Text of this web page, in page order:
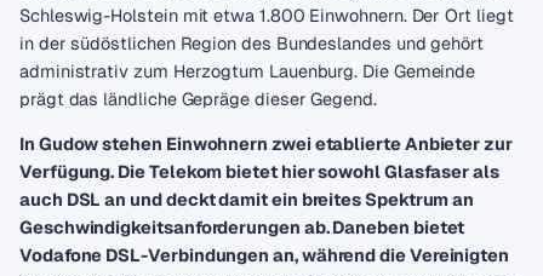
Schleswig-Holstein mit etwa 1.800 Einwohnern. Der Ort liegt
in der südöstlichen Region des Bundeslandes und gehört
administrativ zum Herzogtum Lauenburg. Die Gemeinde
prägt das ländliche Gepräge dieser Gegend.
In Gudow stehen Einwohnern zwei etablierte Anbieter zur
Verfügung. Die Telekom bietet hier sowohl Glasfaser als
auch DSL an und deckt damit ein breites Spektrum an
Geschwindigkeitsanforderungen ab. Daneben bietet
Vodafone DSL-Verbindungen an, während die Vereinigten